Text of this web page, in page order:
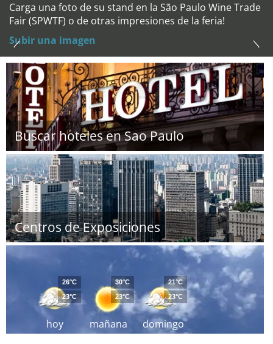
Carga una foto de su stand en la São Paulo Wine Trade
Fair (SPWTF) o de otras impresiones de la feria!
Subir una imagen
Buscar hoteles en Sao Paulo
Centros de Exposiciones
hoy
26°C
23°C
mañana
30°C
23°C
domingo
21°C
23°C